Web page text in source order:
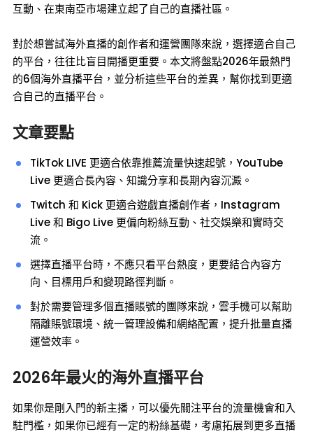
互動、在東南亞市場建立起了自己的直播社區。
對於想嘗試海外直播的創作者和運營團隊來說，選擇適合自己
的平台，往往比盲目開播更重要。本文將盤點2026年最熱門
的6個海外直播平台，並分析這些平台的差異，幫你找到更適
合自己的直播平台。
文章要點
TikTok LIVE 更適合依靠推薦流量快速起號，YouTube
Live 更適合長內容、知識分享和長期內容沉澱。
Twitch 和 Kick 更適合遊戲直播創作者，Instagram
Live 和 Bigo Live 更偏向粉絲互動、社交娛樂和實時交
流。
選擇直播平台時，不應只看平台熱度，更要結合內容方
向、目標用戶和變現路徑判斷。
對於需要管理多個直播賬號的團隊來說，雲手機可以幫助
隔離賬號環境、統一管理設備和網絡配置，提升批量直播
運營效率。
2026年最火的海外直播平台
如果你是剛入門的新主播，可以優先關注平台的流量機會和入
駐門檻，如果你已經有一定的粉絲基礎，考慮拓展到更多直播